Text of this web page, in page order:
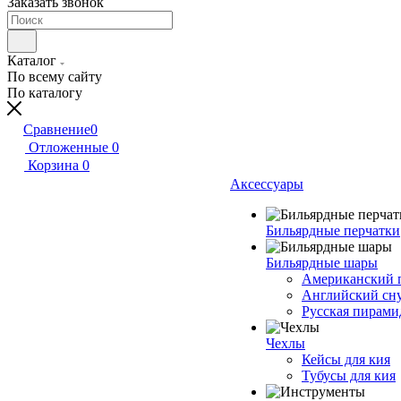
Каталог
По всему сайту
По каталогу
Сравнение0
Отложенные 0
Корзина 0
Аксессуары
Бильярдные перчатки
Бильярдные шары
Американский
Английский
Русская
Чехлы
Кейсы для кия
Тубусы для кия